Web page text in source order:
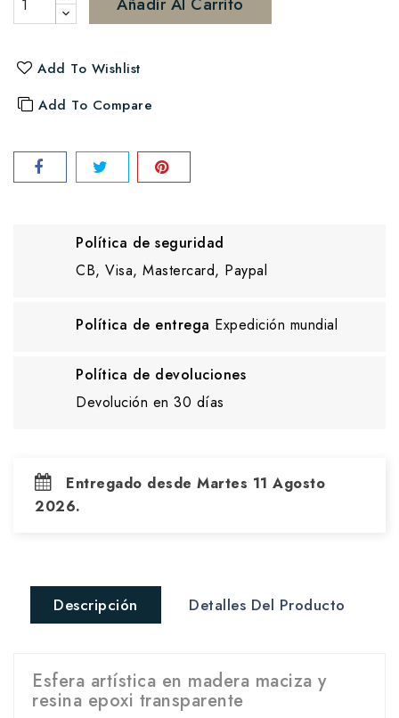
Añadir Al Carrito
Add To Wishlist
Add To Compare
Política de seguridad
CB, Visa, Mastercard, Paypal
Política de entrega Expedición mundial
Política de devoluciones
Devolución en 30 días
Entregado desde Martes 11 Agosto
2026.
Descripción Detalles Del Producto
Esfera artística en madera maciza y
resina epoxi transparente